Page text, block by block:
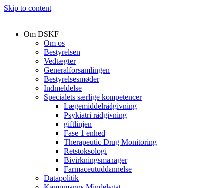
Skip to content
Om DSKF
Om os
Bestyrelsen
Vedtægter
Generalforsamlingen
Bestyrelsesmøder
Indmeldelse
Specialets særlige kompetencer
Lægemiddelrådgivning
Psykiatri rådgivning
giftlinjen
Fase 1 enhed
Therapeutic Drug Monitoring
Retstoksologi
Bivirkningsmanager
Farmaceutuddannelse
Datapolitik